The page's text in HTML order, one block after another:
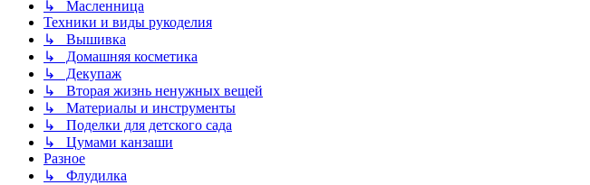
↳ Масленница
Техники и виды рукоделия
↳ Вышивка
↳ Домашняя косметика
↳ Декупаж
↳ Вторая жизнь ненужных вещей
↳ Материалы и инструменты
↳ Поделки для детского сада
↳ Цумами канзаши
Разное
↳ Флудилка